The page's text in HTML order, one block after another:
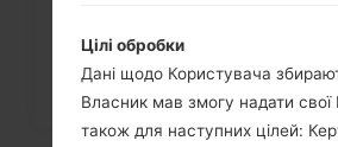
Цілі обробки
Дані щодо Користувача
Власник мав змогу надати свої
також для наступних цілей: